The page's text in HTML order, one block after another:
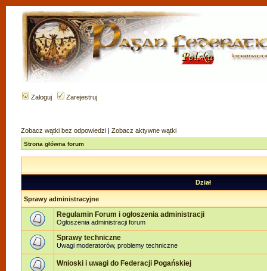
Zaloguj Zarejestruj
Zobacz wątki bez odpowiedzi | Zobacz aktywne wątki
Strona główna forum
Dział
Sprawy administracyjne
Regulamin Forum i ogłoszenia administracji
Ogłoszenia administracji forum
Sprawy techniczne
Uwagi moderatorów, problemy techniczne
Wnioski i uwagi do Federacji Pogańskiej